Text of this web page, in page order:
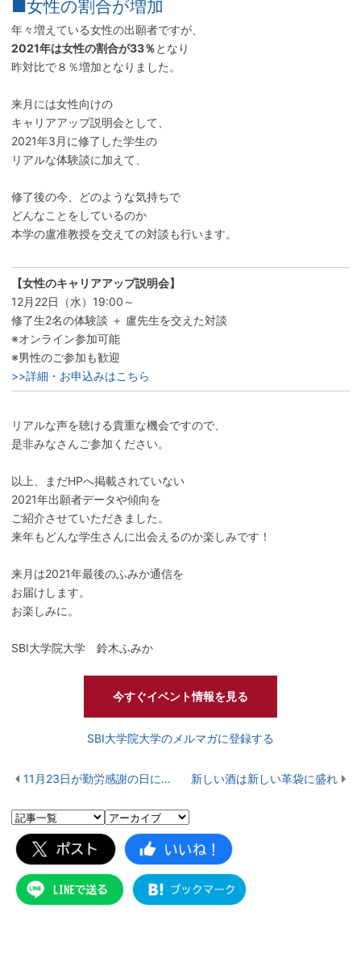
■女性の割合が増加
年々増えている女性の出願者ですが、
2021年は女性の割合が33％となり
昨対比で８％増加となりました。
来月には女性向けの
キャリアアップ説明会として、
2021年3月に修了した学生の
リアルな体験談に加えて、
修了後の今、どのような気持ちで
どんなことをしているのか
本学の盧准教授を交えての対談も行います。
【女性のキャリアアップ説明会】
12月22日（水）19:00～
修了生2名の体験談 ＋ 盧先生を交えた対談
※オンライン参加可能
※男性のご参加も歓迎
>>詳細・お申込みはこちら
リアルな声を聴ける貴重な機会ですので、
是非みなさんご参加ください。
以上、まだHPへ掲載されていない
2021年出願者データや傾向を
ご紹介させていただきました。
来年もどんな学生さんに出会えるのか楽しみです！
来月は2021年最後のふみか通信を
お届けします。
お楽しみに。
SBI大学院大学 鈴木ふみか
今すぐイベント情報を見る
SBI大学院大学のメルマガに登録する
11月23日が勤労感謝の日になった理由 新しい酒は新しい革袋に盛れ